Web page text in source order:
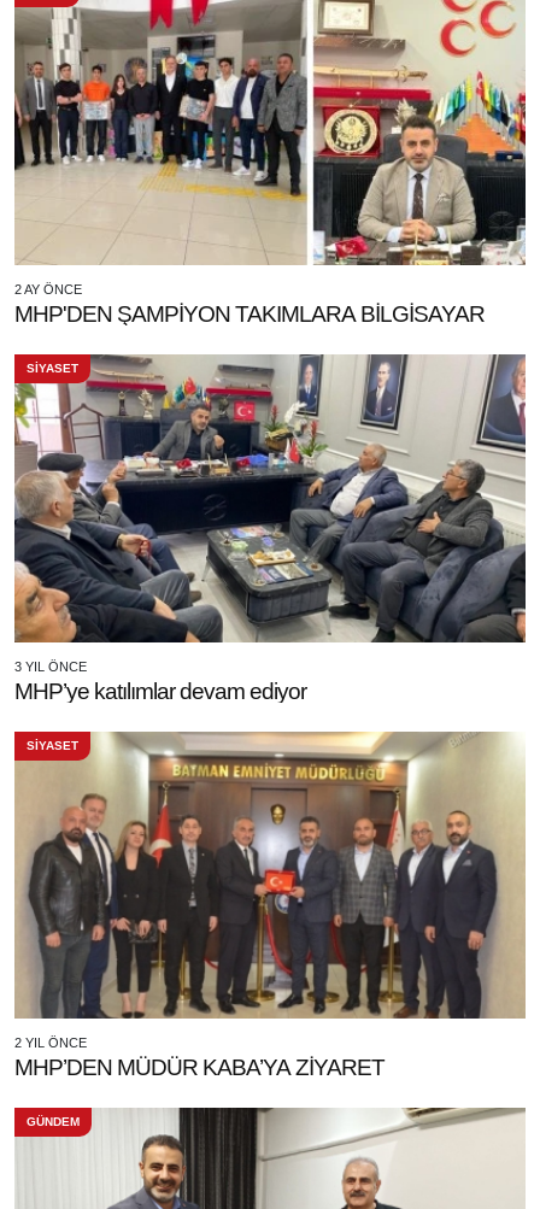
2 AY ÖNCE
MHP'DEN ŞAMPİYON TAKIMLARA BİLGİSAYAR
SİYASET
3 YIL ÖNCE
MHP’ye katılımlar devam ediyor
SİYASET
2 YIL ÖNCE
MHP’DEN MÜDÜR KABA’YA ZİYARET
GÜNDEM